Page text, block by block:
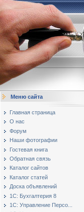
Меню сайта
Главная страница
О нас
Форум
Наши фотографии
Гостевая книга
Обратная связь
Каталог сайтов
Каталог статей
Доска объявлений
1С: Бухгалтерия 8
1С: Управление Персо...